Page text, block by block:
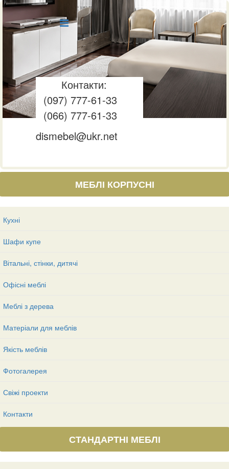
Контакти:
(097) 777-61-33
(066) 777-61-33
dismebel@ukr.net
МЕБЛІ КОРПУСНІ
Кухні
Шафи купе
Вітальні, стінки, дитячі
Офісні меблі
Меблі з дерева
Матеріали для меблів
Якість меблів
Фотогалерея
Свіжі проекти
Контакти
СТАНДАРТНІ МЕБЛІ